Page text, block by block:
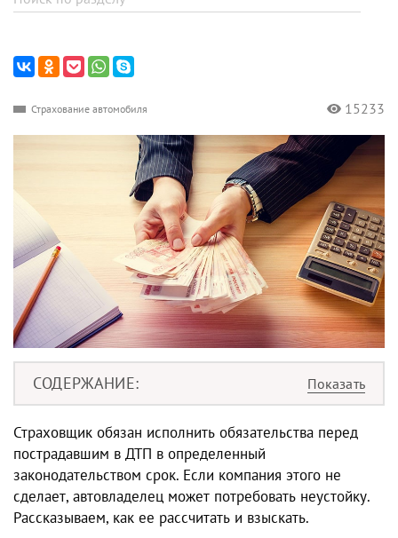
Страхование автомобиля 15233
СОДЕРЖАНИЕ
Страховщик обязан исполнить обязательства перед
пострадавшим в ДТП в определенный
законодательством срок. Если компания этого не
сделает, автовладелец может потребовать неустойку.
Рассказываем, как ее рассчитать и взыскать.